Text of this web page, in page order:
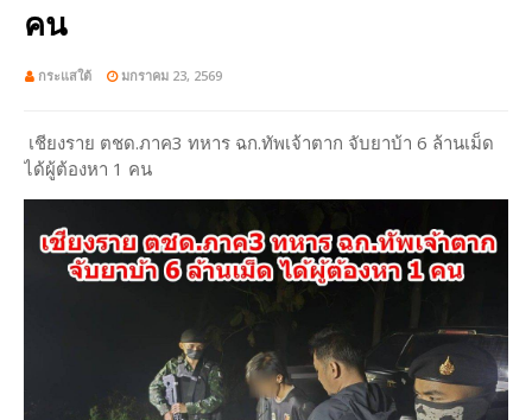
คน
กระแสใต้ มกราคม 23, 2569
เชียงราย ตชด.ภาค3 ทหาร ฉก.ทัพเจ้าตาก จับยาบ้า 6 ล้านเม็ด
ได้ผู้ต้องหา 1 คน